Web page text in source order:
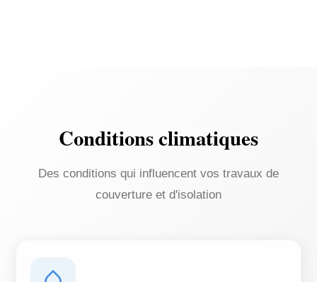
Conditions climatiques
Des conditions qui influencent vos travaux de
couverture et d'isolation